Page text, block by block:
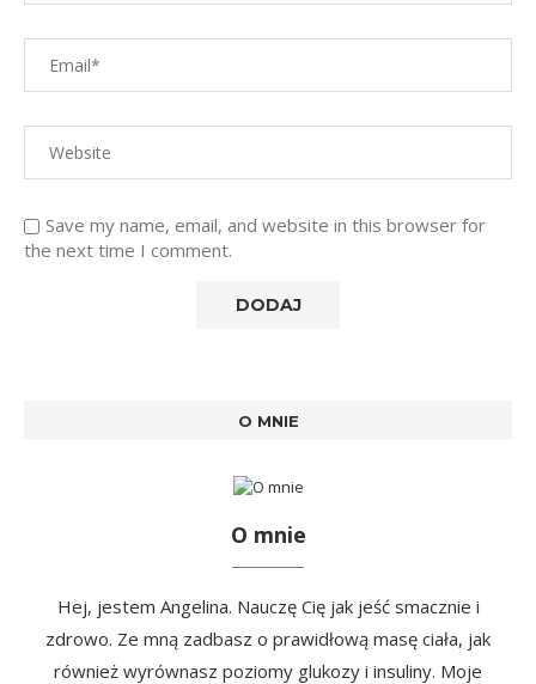
Save my name, email, and website in this browser for
the next time I comment.
O MNIE
O mnie
Hej, jestem Angelina. Nauczę Cię jak jeść smacznie i
zdrowo. Ze mną zadbasz o prawidłową masę ciała, jak
również wyrównasz poziomy glukozy i insuliny. Moje